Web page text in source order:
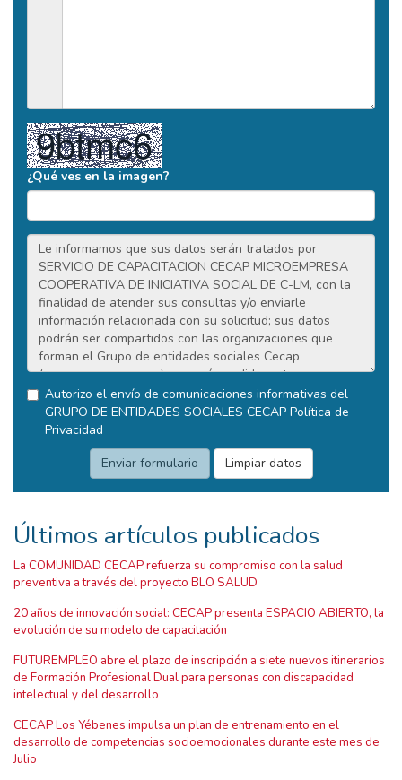
¿Qué ves en la imagen?
Autorizo el envío de comunicaciones informativas del
GRUPO DE ENTIDADES SOCIALES CECAP Política de
Privacidad
Últimos artículos publicados
La COMUNIDAD CECAP refuerza su compromiso con la salud
preventiva a través del proyecto BLO SALUD
20 años de innovación social: CECAP presenta ESPACIO ABIERTO, la
evolución de su modelo de capacitación
FUTUREMPLEO abre el plazo de inscripción a siete nuevos itinerarios
de Formación Profesional Dual para personas con discapacidad
intelectual y del desarrollo
CECAP Los Yébenes impulsa un plan de entrenamiento en el
desarrollo de competencias socioemocionales durante este mes de
Julio